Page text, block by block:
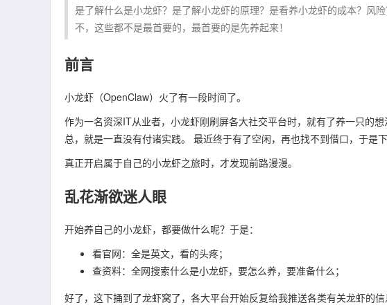
是了解什么是小龙虾？是了解小龙虾的原理？是看养小龙虾的成本？风险
不，这些都不是最首要的，最首要的是先养起来！
前言
小龙虾（OpenClaw）火了有一段时间了。
作为一名资深IT从业者，小龙虾刚刷屏各大社交平台时，就有了养一只的
总，就是一直没有付诸实践。 最近终于有了空闲，再也找不到借口，于是
真正开启属于自己的小龙虾之旅时，才发现前路漫漫。
乱花渐欲迷人眼
开始养自己的小龙虾，都要做什么呢？于是：
看官网：全是英文，看的头疼；
查资料：全网搜索什么是小龙虾，要怎么养，要准备什么；
好了，这下捅到了龙虾窝了，各大平台开始反复给我推送各类有关龙虾的信